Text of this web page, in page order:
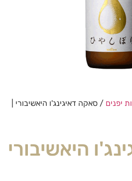
יפנים / סאקה דאיגינג'ו היאשיבורי |
היאשיבורי